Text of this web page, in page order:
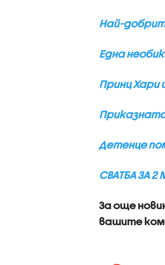
Най-
Една
Принц Хари
Детенце
СВАТБА ЗА
За още
вашите